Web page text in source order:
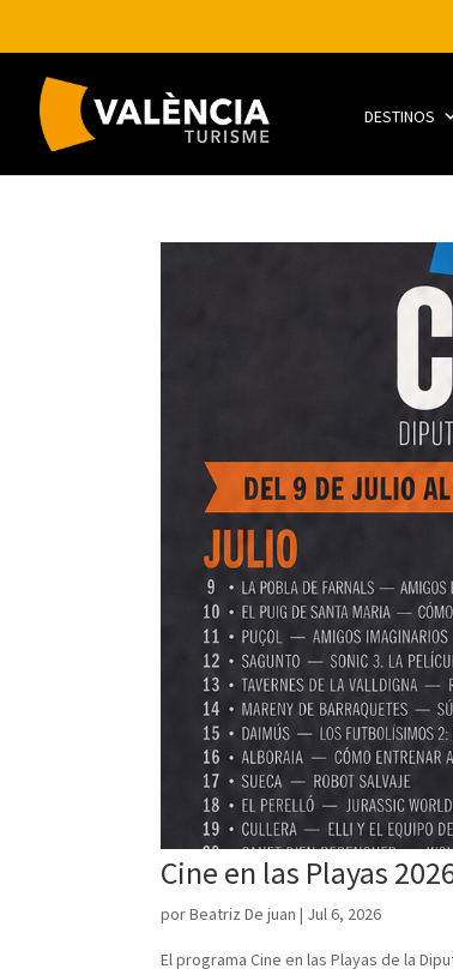
DESTINOS
Cine en las Playas
porBeatriz De juan | Jul 6, 2026
El programa Cine en las Playas de la